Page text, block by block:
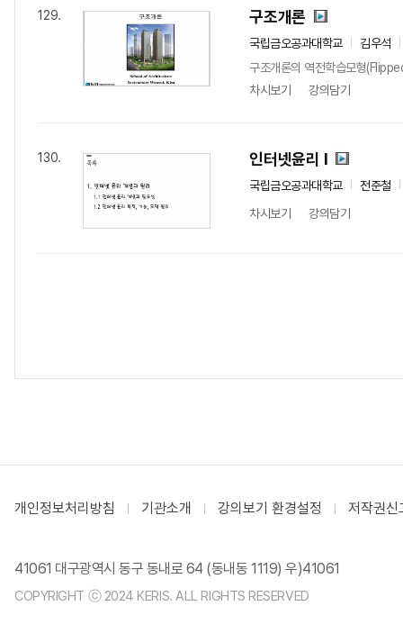
129. 구조개론
국립금오공과대학교
김우석
구조개론의 역전학습모형
차시보기
강의담기
130. 인터넷윤리 I
국립금오공과대학교
전준철
차시보기
강의담기
개인정보처리방침 기관소개 강의보기 환경설정 저작권신
41061 대구광역시 동구 동내로 64 (동내동 1119) 우)41061
COPYRIGHT ⓒ 2024 KERIS. ALL RIGHTS RESERVED